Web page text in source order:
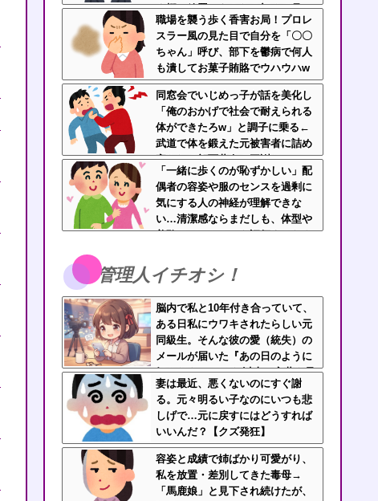
ま棚へ放置…あんなの初めて見
た・・・
職場を襲う歩く香害お局！プロレ
スラー風の見た目で自分を「〇〇
ちゃん」呼び、部下を鬱病で何人
も潰してお菓子賄賂でウハウハw
ｗｗ
同窓会でいじめっ子が話を美化し
「俺のおかげで社会で耐えられる
体ができたろw」と調子に乗る←
武道で体を鍛えた元被害者に詰め
寄られて顔面蒼白で平謝りｗｗｗ
「一緒に歩くのが恥ずかしい」配
偶者の容姿や服のセンスを過剰に
気にする人の神経が理解できな
い…清潔感ならまだしも、体型や
美醜でパートナーを評価するなよ
管理人イチオシ！
脳内で私と10年付き合っていて、
ある日私にウワキされたらしい元
同級生。そんな彼の愛（統失）の
メールが届いた『あの日のように
好きだよって(それ以上の言葉を君
に
妻は最近、悪くないのにすぐ謝
る。元々明るい子なのにいつも悲
しげで…元に戻すにはどうすれば
いいんだ？【クズ発狂】
容姿と成績で姉ばかり可愛がり、
私を放置・差別してきた毒母→
「馬鹿娘」と見下され続けたが、